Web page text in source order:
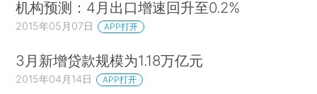
机构预测：4月出口增速回升至0.2%
2015年05月07日 APP打开
3月新增贷款规模为1.18万亿元
2015年04月14日 APP打开